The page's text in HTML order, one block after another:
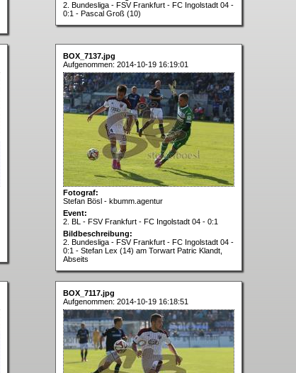
2. Bundesliga - FSV Frankfurt - FC Ingolstadt 04 -
0:1 - Pascal Groß (10)
BOX_7137.jpg
Aufgenommen: 2014-10-19 16:19:01
Fotograf:
Stefan Bösl - kbumm.agentur
Event:
2. BL - FSV Frankfurt - FC Ingolstadt 04 - 0:1
Bildbeschreibung:
2. Bundesliga - FSV Frankfurt - FC Ingolstadt 04 -
0:1 - Stefan Lex (14) am Torwart Patric Klandt,
Abseits
BOX_7117.jpg
Aufgenommen: 2014-10-19 16:18:51